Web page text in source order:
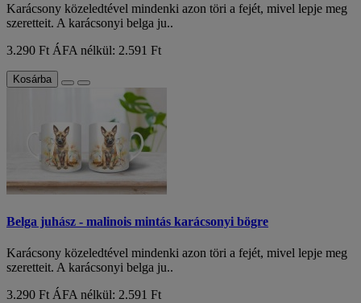
Karácsony közeledtével mindenki azon töri a fejét, mivel lepje meg
szeretteit. A karácsonyi belga ju..
3.290 Ft ÁFA nélkül: 2.591 Ft
Kosárba
Belga juhász - malinois mintás karácsonyi bögre
Karácsony közeledtével mindenki azon töri a fejét, mivel lepje meg
szeretteit. A karácsonyi belga ju..
3.290 Ft ÁFA nélkül: 2.591 Ft